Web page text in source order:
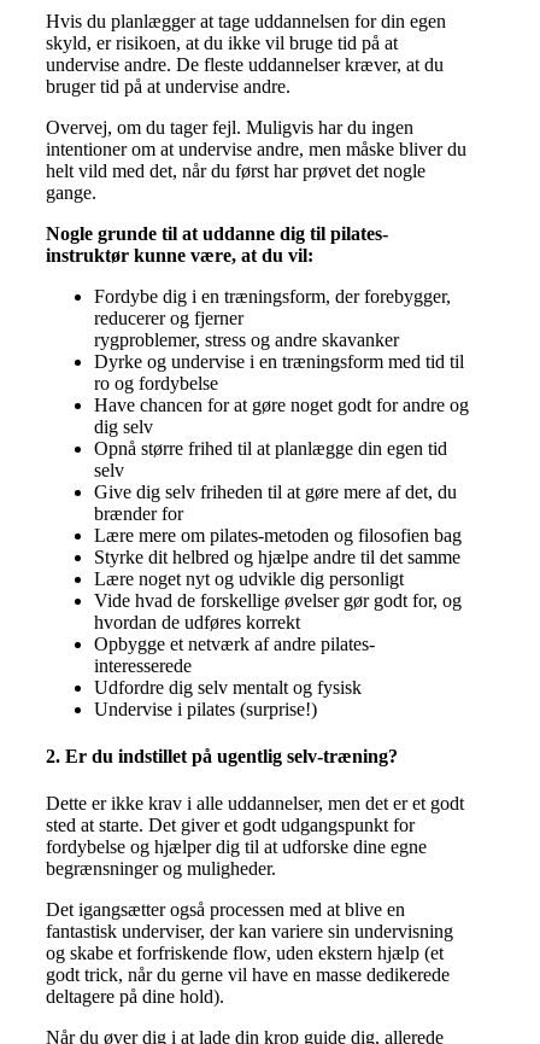
Hvis du planlægger at tage uddannelsen for din egen
skyld, er risikoen, at du ikke vil bruge tid på at
undervise andre. De fleste uddannelser kræver, at du
bruger tid på at undervise andre.
Overvej, om du tager fejl. Muligvis har du ingen
intentioner om at undervise andre, men måske bliver du
helt vild med det, når du først har prøvet det nogle
gange.
Nogle grunde til at uddanne dig til pilates-
instruktør kunne være, at du vil:
Fordybe dig i en træningsform, der forebygger,
reducerer og fjerner
rygproblemer, stress og andre skavanker
Dyrke og undervise i en træningsform med tid til
ro og fordybelse
Have chancen for at gøre noget godt for andre og
dig selv
Opnå større frihed til at planlægge din egen tid
selv
Give dig selv friheden til at gøre mere af det, du
brænder for
Lære mere om pilates-metoden og filosofien bag
Styrke dit helbred og hjælpe andre til det samme
Lære noget nyt og udvikle dig personligt
Vide hvad de forskellige øvelser gør godt for, og
hvordan de udføres korrekt
Opbygge et netværk af andre pilates-
interesserede
Udfordre dig selv mentalt og fysisk
Undervise i pilates (surprise!)
2. Er du indstillet på ugentlig selv-træning?
Dette er ikke krav i alle uddannelser, men det er et godt
sted at starte. Det giver et godt udgangspunkt for
fordybelse og hjælper dig til at udforske dine egne
begrænsninger og muligheder.
Det igangsætter også processen med at blive en
fantastisk underviser, der kan variere sin undervisning
og skabe et forfriskende flow, uden ekstern hjælp (et
godt trick, når du gerne vil have en masse dedikerede
deltagere på dine hold).
Når du øver dig i at lade din krop guide dig, allerede